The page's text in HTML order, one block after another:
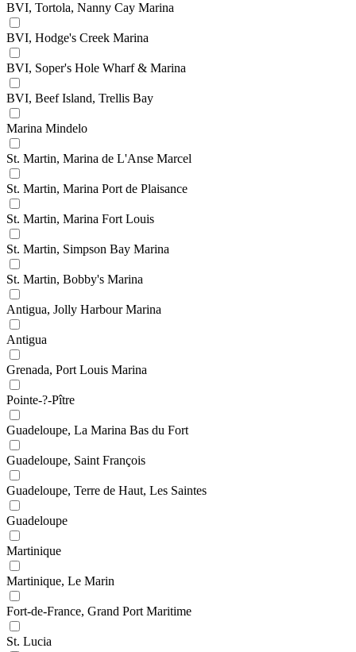
BVI, Tortola, Nanny Cay Marina
BVI, Hodge's Creek Marina
BVI, Soper's Hole Wharf & Marina
BVI, Beef Island, Trellis Bay
Marina Mindelo
St. Martin, Marina de L'Anse Marcel
St. Martin, Marina Port de Plaisance
St. Martin, Marina Fort Louis
St. Martin, Simpson Bay Marina
St. Martin, Bobby's Marina
Antigua, Jolly Harbour Marina
Antigua
Grenada, Port Louis Marina
Pointe-?-Pître
Guadeloupe, La Marina Bas du Fort
Guadeloupe, Saint François
Guadeloupe, Terre de Haut, Les Saintes
Guadeloupe
Martinique
Martinique, Le Marin
Fort-de-France, Grand Port Maritime
St. Lucia